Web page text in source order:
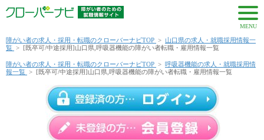
MENU
障がい者の求人・採用・転職のクローバーナビTOP > 山口県の求人・就職採用情報一
覧 > [既卒可/中途採用]山口県,呼吸器機能の障がい者転職・雇用情報一覧
障がい者の求人・採用・転職のクローバーナビTOP > 呼吸器機能の求人・就職採用情
報一覧 > [既卒可/中途採用]山口県,呼吸器機能の障がい者転職・雇用情報一覧